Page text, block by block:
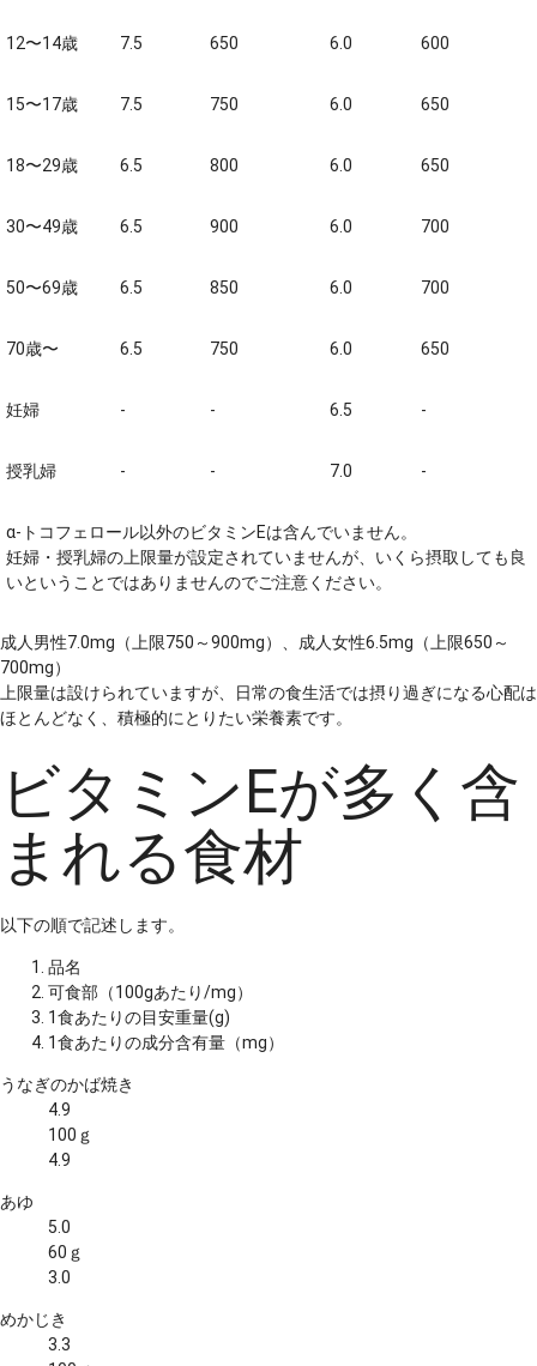
12〜14歳 7.5 650 6.0 600
15〜17歳 7.5 750 6.0 650
18〜29歳 6.5 800 6.0 650
30〜49歳 6.5 900 6.0 700
50〜69歳 6.5 850 6.0 700
70歳〜 6.5 750 6.0 650
妊婦 - - 6.5 -
授乳婦 - - 7.0 -
α-トコフェロール以外のビタミンEは含んでいません。
妊婦・授乳婦の上限量が設定されていませんが、いくら摂取しても良
いということではありませんのでご注意ください。
成人男性7.0mg（上限750～900mg）、成人女性6.5mg（上限650～
700mg）
上限量は設けられていますが、日常の食生活では摂り過ぎになる心配は
ほとんどなく、積極的にとりたい栄養素です。
ビタミンEが多く含
まれる食材
以下の順で記述します。
品名
可食部（100gあたり/mg）
1食あたりの目安重量(g)
1食あたりの成分含有量（mg）
うなぎのかば焼き
4.9
100ｇ
4.9
あゆ
5.0
60ｇ
3.0
めかじき
3.3